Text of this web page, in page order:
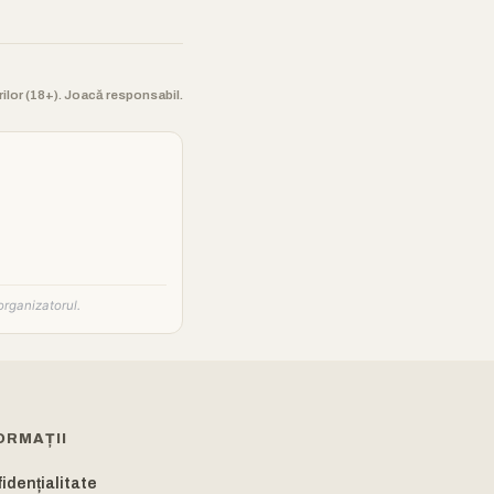
(18+). Joacă responsabil.